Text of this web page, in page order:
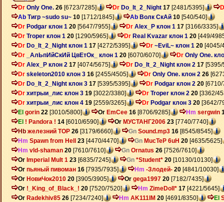
Dr Only One. 26 [6723/7285] Dr Do_It_2_Night 17 [2481/5395]
Ab Тигр ~sudo su~ 10 [1712/1845] Ab Волк СкАй 10 [540/540]
Dr Podgar клон 1 20 [5647/7955] Dr Alex_P клон 1 17 [3166/3335]
Dr Troper клон 1 20 [1290/5965] Dr Real Kvazar клон 1 20 [449/
Dr Do_It_2_Night клон 1 17 [4272/5395] Dr ~EviL~ клон 1 20 [4045/
Dr
_АлЬпИйСкИй ЦвЕтОк_ клон 1 20 [6070/6070] Dr Only One.
Dr Alex_P клон 2 17 [4074/5675] Dr Do_It_2_Night клон 2 17 [5395/
Dr skeleton2010 клон 3 16 [2455/4505] Dr Only One. клон 2 26
Dr Do_It_2_Night клон 3 17 [5395/5395] Dr Podgar клон 2 20 [6710/
Dr хитрыи_лис клон 3 19 [3022/3380] Dr Troper клон 2 20 [3362/
Dr хитрыи_лис клон 4 19 [2559/3265] Dr Podgar клон 3 20 [3642/
El gorin 22 [3010/5800] Or EmCee 16 [8706/9285] Hm sergwin
El ! Pandora ! 14 [6010/6590] Or МУСТАНГ2006 23 [7740/7740]
Hb железний ТОР 26 [3179/6660] Gn Sound.mp3 16 [8545/8545]
Hm Spawn from Hell 23 [4470/4470] Gn MucTeP 6uH 20 [4635/5625]
Hm vld-shaman 20 [7610/7610] Gn Ornatus 26 [7526/7610]
Or Imperial Mult 1 23 [6835/7245] Gn *Student* 20 [10130/10130]
Or пьяный пивоман 16 [7935/7935] Hm -Злодей- 20 [4841/10030]
Or НовиЧок2010 20 [3905/3905] Or gega1997 20 [7182/7435]
Or !_King_of_Black_! 20 [7520/7520] Hm ZimeDoll* 17 [4221/5645]
Or Radekhiv85 26 [7234/7240] Hm AK111IM 20 [4691/8350] El